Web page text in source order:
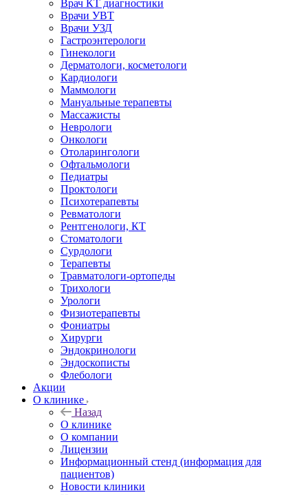
Врач КТ диагностики
Врачи УВТ
Врачи УЗД
Гастроэнтерологи
Гинекологи
Дерматологи, косметологи
Кардиологи
Маммологи
Мануальные терапевты
Массажисты
Неврологи
Онкологи
Отоларингологи
Офтальмологи
Педиатры
Проктологи
Психотерапевты
Ревматологи
Рентгенологи, КТ
Стоматологи
Сурдологи
Терапевты
Травматологи-ортопеды
Трихологи
Урологи
Физиотерапевты
Фониатры
Хирурги
Эндокринологи
Эндоскописты
Флебологи
Акции
О клинике
Назад
О клинике
О компании
Лицензии
Информационный стенд (информация для
пациентов)
Новости клиники